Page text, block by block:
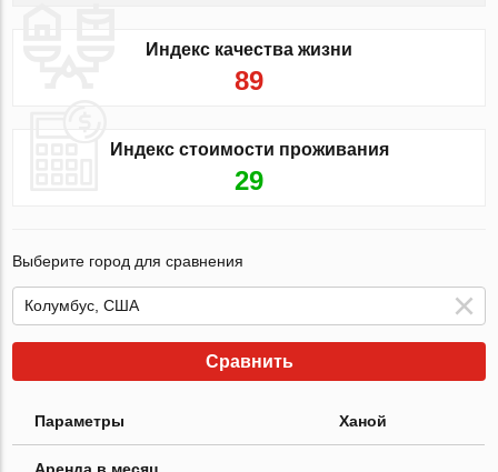
Индекс качества жизни
89
Индекс стоимости проживания
29
Выберите город для сравнения
Сравнить
Параметры Ханой
Аренда в месяц